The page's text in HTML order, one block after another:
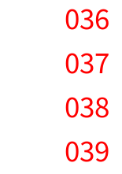
036
037
038
039